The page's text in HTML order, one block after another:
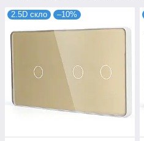
2.5D скло –10%